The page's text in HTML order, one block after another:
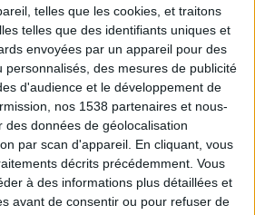
telles que les cookies, et traitons
telles que des identifiants uniques et
envoyées par un appareil pour des
personnalisés, des mesures de publicité
d'audience et le développement de
nos 1538 partenaires et nous-
des données de géolocalisation
par scan d'appareil. En cliquant, vous
décrits précédemment. Vous
à des informations plus détaillées et
avant de consentir ou pour refuser de
direct Voir tout